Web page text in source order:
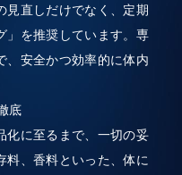
見直しだけでなく、定期
」を推奨しています。専
、安全かつ効率的に体内
底
化に至るまで、一切の妥
料、香料といった、体に